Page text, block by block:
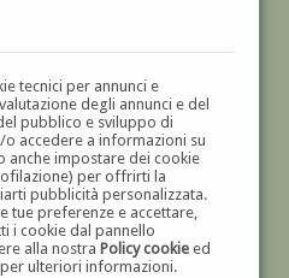
tecnici per annunci e
degli annunci e del
pubblico e sviluppo di
accedere a informazioni su
anche impostare dei cookie
per offrirti la
pubblicità personalizzata.
tue preferenze e accettare,
i cookie dal pannello
alla nostra Policy cookieed
ulteriori informazioni.
D'ARTE
'800 E '900